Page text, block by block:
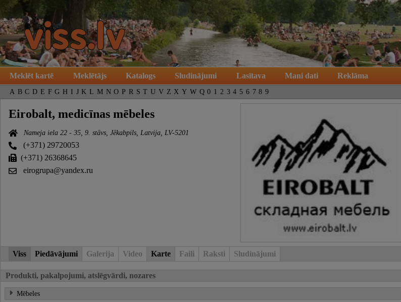
Meklēt kartē Meklētājs Katalogs Sludinājumi Lasītava Mani dati Reklāma
A B C D E F G H I J K L M N O P R S T U V Z X Y W Q 0 1 2 3 4 5 6 7 8 9
Eirobalt, medicīnas mēbeles
Nameja iela 22 - 35, 9. stāvs, Jēkabpils, Latvija, LV-5201
(+371) 29720053
(+371) 26368645
eirogrupa@yandex.ru
Viss Piedāvājumi Galerija Video Karte Faili Raksti Sludinājumi
Produkti, pakalpojumi, atslēgvārdi, nozares
Mēbeles